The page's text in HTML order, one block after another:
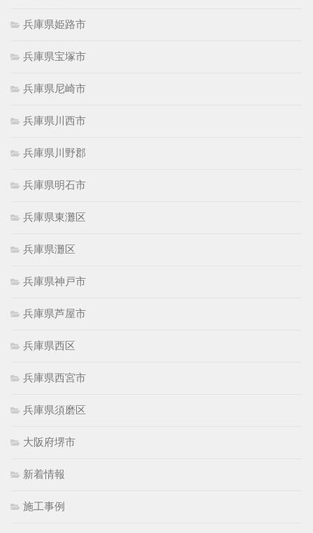
兵庫県姫路市
兵庫県宝塚市
兵庫県尼崎市
兵庫県川西市
兵庫県川野郡
兵庫県明石市
兵庫県東灘区
兵庫県灘区
兵庫県神戸市
兵庫県芦屋市
兵庫県西区
兵庫県西宮市
兵庫県須磨区
大阪府堺市
新着情報
施工事例